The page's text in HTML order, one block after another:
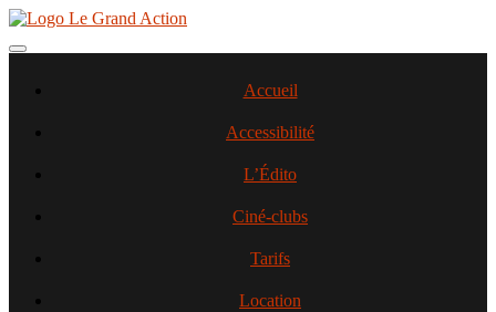
Aller
contenu
Toggle navigation
Accueil
Accessibilité
L’Édito
Ciné-clubs
Tarifs
Location